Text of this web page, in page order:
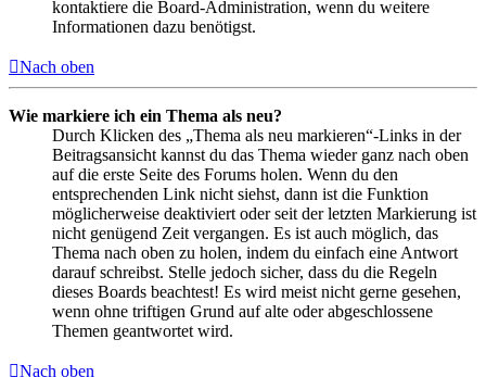
kontaktiere die Board-Administration, wenn du weitere
Informationen dazu benötigst.
Nach oben
Wie markiere ich ein Thema als neu?
Durch Klicken des „Thema als neu markieren“-Links in der
Beitragsansicht kannst du das Thema wieder ganz nach oben
auf die erste Seite des Forums holen. Wenn du den
entsprechenden Link nicht siehst, dann ist die Funktion
möglicherweise deaktiviert oder seit der letzten Markierung ist
nicht genügend Zeit vergangen. Es ist auch möglich, das
Thema nach oben zu holen, indem du einfach eine Antwort
darauf schreibst. Stelle jedoch sicher, dass du die Regeln
dieses Boards beachtest! Es wird meist nicht gerne gesehen,
wenn ohne triftigen Grund auf alte oder abgeschlossene
Themen geantwortet wird.
Nach oben